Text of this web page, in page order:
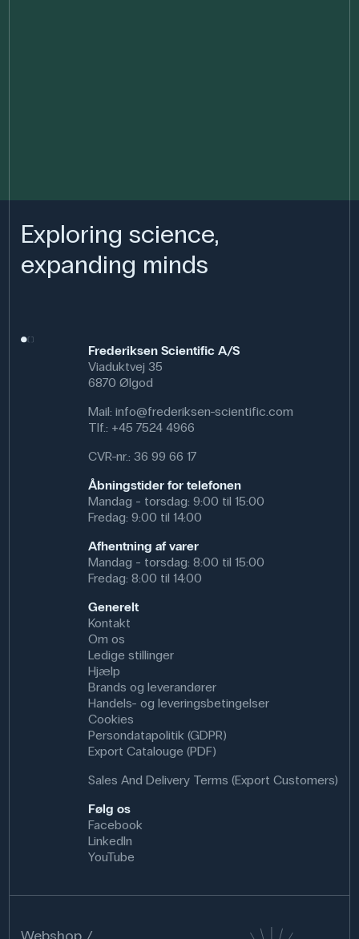
Exploring science,
expanding minds
Frederiksen Scientific A/S
Viaduktvej 35
6870 Ølgod
Mail: info@frederiksen-scientific.com
Tlf.: +45 7524 4966
CVR-nr.: 36 99 66 17
Åbningstider for telefonen
Mandag - torsdag: 9:00 til 15:00
Fredag: 9:00 til 14:00
Afhentning af varer
Mandag - torsdag: 8:00 til 15:00
Fredag: 8:00 til 14:00
Generelt
Kontakt
Om os
Ledige stillinger
Hjælp
Brands og leverandører
Handels- og leveringsbetingelser
Cookies
Persondatapolitik (GDPR)
Export Catalouge (PDF)
Sales And Delivery Terms (Export Customers)
Følg os
Facebook
LinkedIn
YouTube